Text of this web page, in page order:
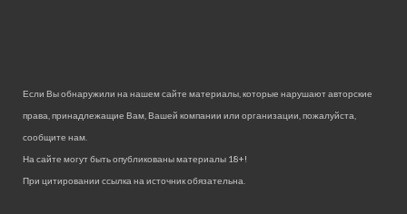
Если Вы обнаружили на нашем сайте материалы, которые нарушают авторские
права, принадлежащие Вам, Вашей компании или организации, пожалуйста,
сообщите нам.
На сайте могут быть опубликованы материалы 18+!
При цитировании ссылка на источник обязательна.